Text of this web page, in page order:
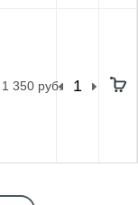
1 350 руб.